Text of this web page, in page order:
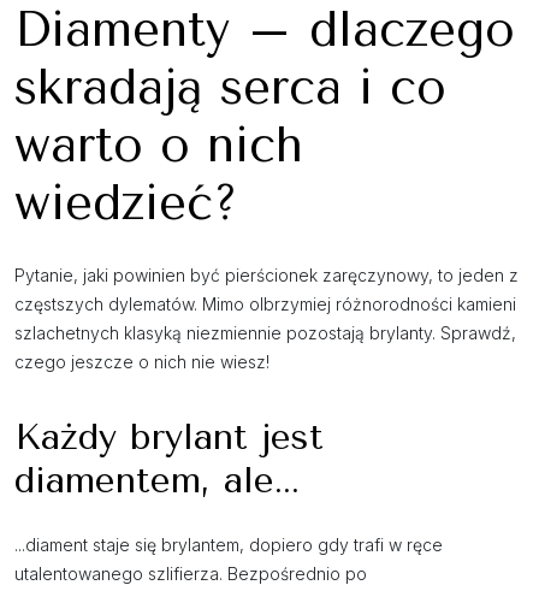
Diamenty – dlaczego
skradają serca i co
warto o nich
wiedzieć?
Pytanie, jaki powinien być pierścionek zaręczynowy, to jeden z
częstszych dylematów. Mimo olbrzymiej różnorodności kamieni
szlachetnych klasyką niezmiennie pozostają brylanty. Sprawdź,
czego jeszcze o nich nie wiesz!
Każdy brylant jest
diamentem, ale...
...diament staje się brylantem, dopiero gdy trafi w ręce
utalentowanego szlifierza. Bezpośrednio po